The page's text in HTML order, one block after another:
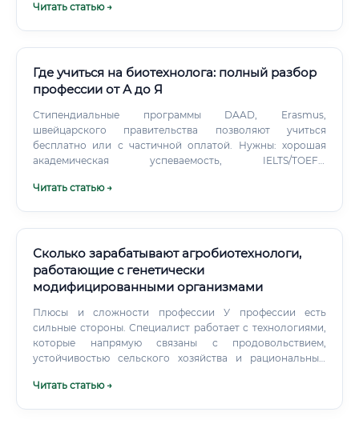
Читать статью →
Где учиться на биотехнолога: полный разбор
профессии от А до Я
Стипендиальные программы DAAD, Erasmus,
швейцарского правительства позволяют учиться
бесплатно или с частичной оплатой. Нужны: хорошая
академическая успеваемость, IELTS/TOEFL,
Читать статью →
Сколько зарабатывают агробиотехнологи,
работающие с генетически
модифицированными организмами
Плюсы и сложности профессии У профессии есть
сильные стороны. Специалист работает с технологиями,
которые напрямую связаны с продовольствием,
устойчивостью сельского хозяйства и рациональным
Читать статью →